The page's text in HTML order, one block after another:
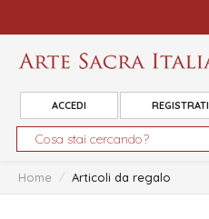
ACCEDI REGISTRATI
Home / Articoli da regalo